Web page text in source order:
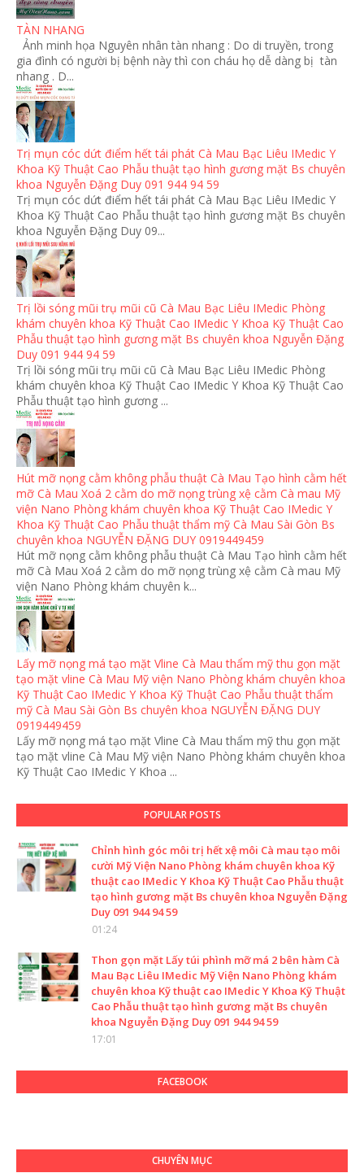
TÀN NHANG
Ảnh minh họa Nguyên nhân tàn nhang : Do di truyền, trong
gia đình có người bị bệnh này thì con cháu họ dễ dàng bị tàn
nhang . D...
Trị mụn cóc dứt điểm hết tái phát Cà Mau Bạc Liêu IMedic Y
Khoa Kỹ Thuật Cao Phẫu thuật tạo hình gương mặt Bs chuyên
khoa Nguyễn Đặng Duy 091 944 94 59
Trị mụn cóc dứt điểm hết tái phát Cà Mau Bạc Liêu IMedic Y
Khoa Kỹ Thuật Cao Phẫu thuật tạo hình gương mặt Bs chuyên
khoa Nguyễn Đặng Duy 09...
Trị lồi sóng mũi trụ mũi cũ Cà Mau Bạc Liêu IMedic Phòng
khám chuyên khoa Kỹ Thuật Cao IMedic Y Khoa Kỹ Thuật Cao
Phẫu thuật tạo hình gương mặt Bs chuyên khoa Nguyễn Đặng
Duy 091 944 94 59
Trị lồi sóng mũi trụ mũi cũ Cà Mau Bạc Liêu IMedic Phòng
khám chuyên khoa Kỹ Thuật Cao IMedic Y Khoa Kỹ Thuật Cao
Phẫu thuật tạo hình gương ...
Hút mỡ nọng cằm không phẫu thuật Cà Mau Tạo hình cằm hết
mỡ Cà Mau Xoá 2 cằm do mỡ nọng trùng xệ cằm Cà mau Mỹ
viện Nano Phòng khám chuyên khoa Kỹ Thuật Cao IMedic Y
Khoa Kỹ Thuật Cao Phẫu thuật thẩm mỹ Cà Mau Sài Gòn Bs
chuyên khoa NGUYỄN ĐẶNG DUY 0919449459
Hút mỡ nọng cằm không phẫu thuật Cà Mau Tạo hình cằm hết
mỡ Cà Mau Xoá 2 cằm do mỡ nọng trùng xệ cằm Cà mau Mỹ
viện Nano Phòng khám chuyên k...
Lấy mỡ nọng má tạo mặt Vline Cà Mau thẩm mỹ thu gọn mặt
tạo mặt vline Cà Mau Mỹ viện Nano Phòng khám chuyên khoa
Kỹ Thuật Cao IMedic Y Khoa Kỹ Thuật Cao Phẫu thuật thẩm
mỹ Cà Mau Sài Gòn Bs chuyên khoa NGUYỄN ĐẶNG DUY
0919449459
Lấy mỡ nọng má tạo mặt Vline Cà Mau thẩm mỹ thu gọn mặt
tạo mặt vline Cà Mau Mỹ viện Nano Phòng khám chuyên khoa
Kỹ Thuật Cao IMedic Y Khoa ...
POPULAR POSTS
Chỉnh hình góc môi trị hết xệ môi Cà mau tạo môi
cười Mỹ Viện Nano Phòng khám chuyên khoa Kỹ
thuật cao IMedic Y Khoa Kỹ Thuật Cao Phẫu thuật
tạo hình gương mặt Bs chuyên khoa Nguyễn Đặng
Duy 091 944 94 59
01:24
Thon gọn mặt Lấy túi phình mỡ má 2 bên hàm Cà
Mau Bạc Liêu IMedic Mỹ Viện Nano Phòng khám
chuyên khoa Kỹ thuật cao IMedic Y Khoa Kỹ Thuật
Cao Phẫu thuật tạo hình gương mặt Bs chuyên
khoa Nguyễn Đặng Duy 091 944 94 59
17:01
FACEBOOK
CHUYÊN MỤC